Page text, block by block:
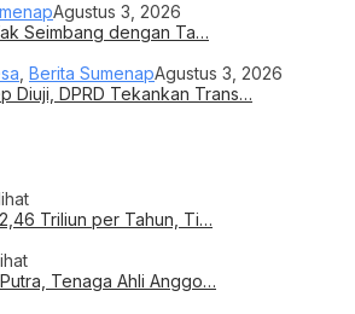
Agustus 3, 2026
Seimbang dengan Ta…
Berita SumenapAgustus 3, 2026
Diuji, DPRD Tekankan Trans…
Triliun per Tahun, Ti…
Tenaga Ahli Anggo…